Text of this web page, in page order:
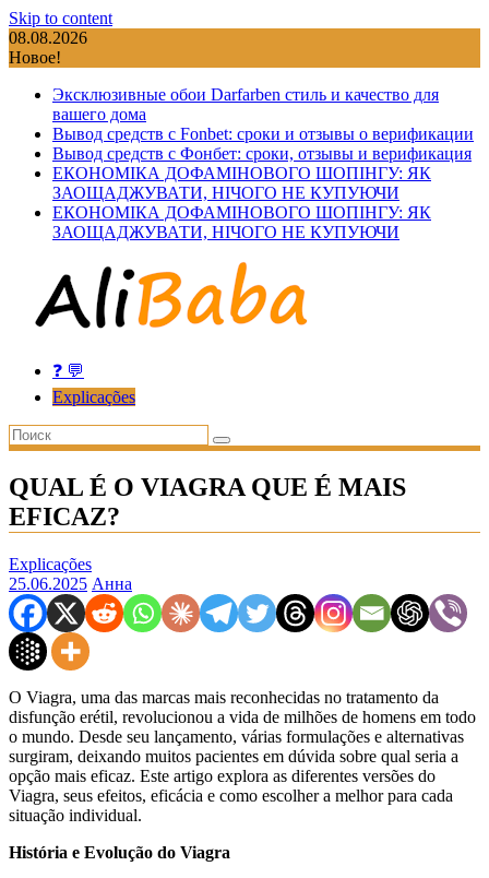
Skip to content
08.08.2026
Новое!
Эксклюзивные обои Darfarben стиль и качество для
вашего дома
Вывод средств с Fonbet: сроки и отзывы о верификации
Вывод средств с Фонбет: сроки, отзывы и верификация
ЕКОНОМІКА ДОФАМІНОВОГО ШОПІНГУ: ЯК
ЗАОЩАДЖУВАТИ, НІЧОГО НЕ КУПУЮЧИ
ЕКОНОМІКА ДОФАМІНОВОГО ШОПІНГУ: ЯК
ЗАОЩАДЖУВАТИ, НІЧОГО НЕ КУПУЮЧИ
❓ 💬
Explicações
QUAL É O VIAGRA QUE É MAIS
EFICAZ?
Explicações
25.06.2025 Анна
O Viagra, uma das marcas mais reconhecidas no tratamento da
disfunção erétil, revolucionou a vida de milhões de homens em todo
o mundo. Desde seu lançamento, várias formulações e alternativas
surgiram, deixando muitos pacientes em dúvida sobre qual seria a
opção mais eficaz. Este artigo explora as diferentes versões do
Viagra, seus efeitos, eficácia e como escolher a melhor para cada
situação individual.
História e Evolução do Viagra